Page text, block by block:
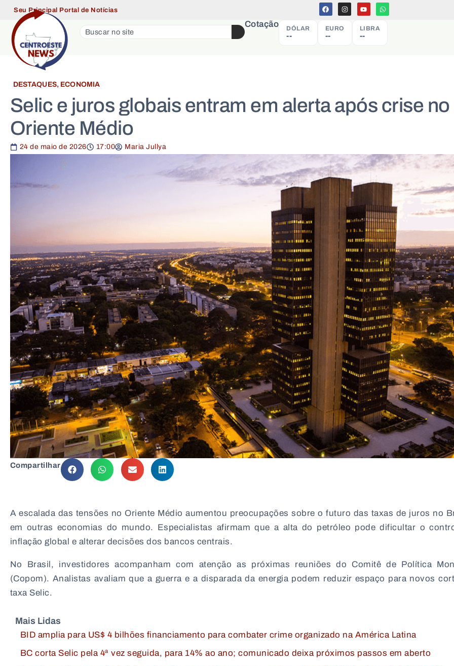
Seu Principal Portal de Notícias
Cotação DÓLAR
--
EURO
--
LIBRA
--
DESTAQUES, ECONOMIA
Selic e juros globais entram em alerta após crise no
Oriente Médio
24 de maio de 2026 17:00 Maria Jullya
Compartilhar
A escalada das tensões no Oriente Médio aumentou preocupações sobre o futuro das taxas de juros no
em outras economias do mundo. Especialistas afirmam que a alta do petróleo pode dificultar o
inflação global e alterar decisões dos bancos centrais.
No Brasil, investidores acompanham com atenção as próximas reuniões do Comitê de Política
(Copom). Analistas avaliam que a guerra e a disparada da energia podem reduzir espaço para novos
taxa Selic.
Mais Lidas
BID amplia para US$ 4 bilhões financiamento para combater crime organizado na América Latina
BC corta Selic pela 4ª vez seguida, para 14% ao ano; comunicado deixa próximos passos em aberto